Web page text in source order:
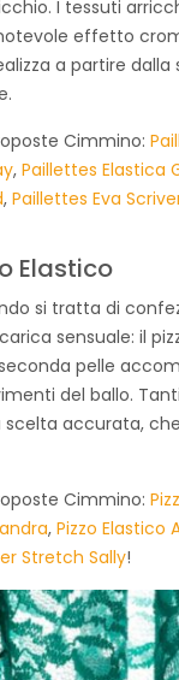
I tessuti
effetto
a partire
Cimmino:
, Paillettes Elastica
, Paillettes Eva
Elastico
si tratta di
sensuale: il
pelle
del ballo.
scelta accurata,
Cimmino:
, Pizzo Elastico
Stretch Sally!